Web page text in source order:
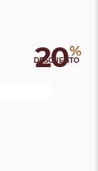
20%
DESCUENTO